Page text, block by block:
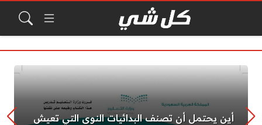
أين يحتمل أن تصنف البدائيات النوى التي تعيش